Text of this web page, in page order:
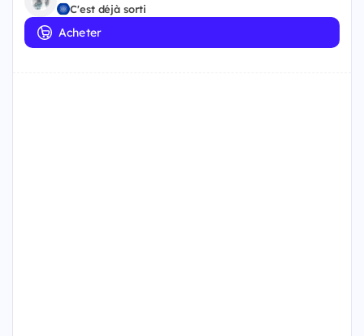
C'est déjà sorti
Acheter